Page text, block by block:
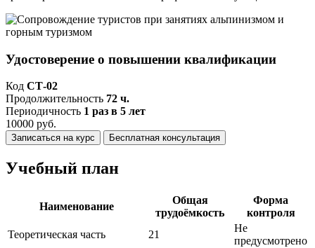
Удостоверение о повышении квалификации
Код СТ-02
Продолжительность 72 ч.
Периодичность 1 раз в 5 лет
10000 руб.
Записаться на курс Бесплатная консультация
Учебный план
Наименование
Общая
трудоёмкость
Форма
контроля
Теоретическая часть
21
Не
предусмотрено